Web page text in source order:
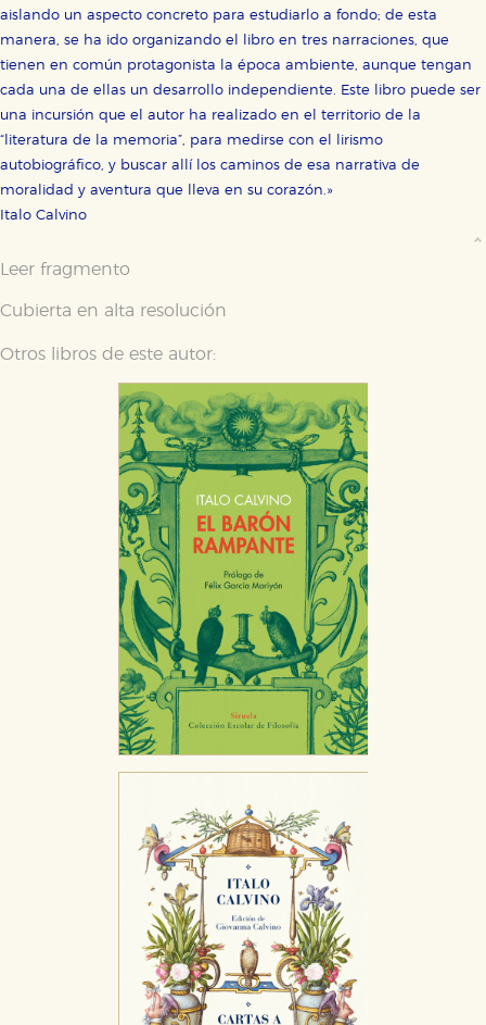
aislando un aspecto concreto para estudiarlo a fondo; de esta
manera, se ha ido organizando el libro en tres narraciones, que
tienen en común protagonista la época ambiente, aunque tengan
cada una de ellas un desarrollo independiente. Este libro puede ser
una incursión que el autor ha realizado en el territorio de la
“literatura de la memoria”, para medirse con el lirismo
autobiográfico, y buscar allí los caminos de esa narrativa de
moralidad y aventura que lleva en su corazón.»
Italo Calvino
Leer fragmento
Cubierta en alta resolución
Otros libros de este autor: